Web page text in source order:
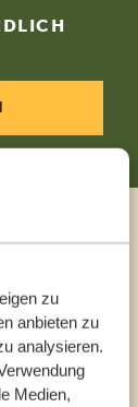
zu
anbieten zu
analysieren.
Medien,
GERN